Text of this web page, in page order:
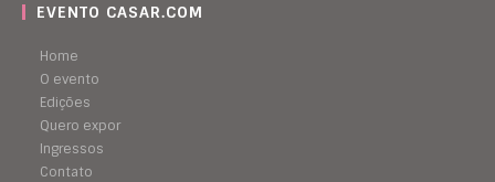
EVENTO CASAR.COM
Home
O evento
Edições
Quero expor
Ingressos
Contato